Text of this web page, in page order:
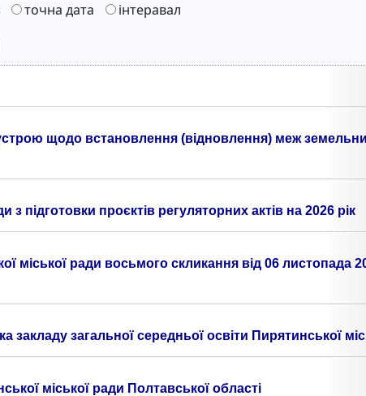
точна дата інтеравал
щодо встановлення (відновлення) меж
підготовки проєктів регуляторних актів на 2026 рік
міської ради восьмого скликання від 06 листопада
загальної середньої освіти Пирятинської
міської ради Полтавської області